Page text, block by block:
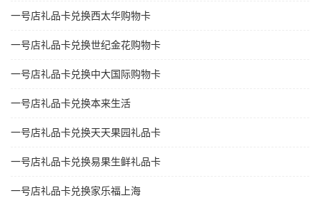
一号店礼品卡兑换西太华购物卡
一号店礼品卡兑换世纪金花购物卡
一号店礼品卡兑换中大国际购物卡
一号店礼品卡兑换本来生活
一号店礼品卡兑换天天果园礼品卡
一号店礼品卡兑换易果生鲜礼品卡
一号店礼品卡兑换家乐福上海